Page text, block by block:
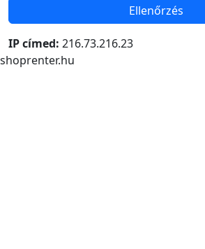
Ellenőrzés
IP címed: 216.73.216.23
shoprenter.hu